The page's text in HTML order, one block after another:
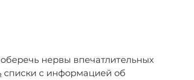
нервы впечатлительных
списки с информацией об